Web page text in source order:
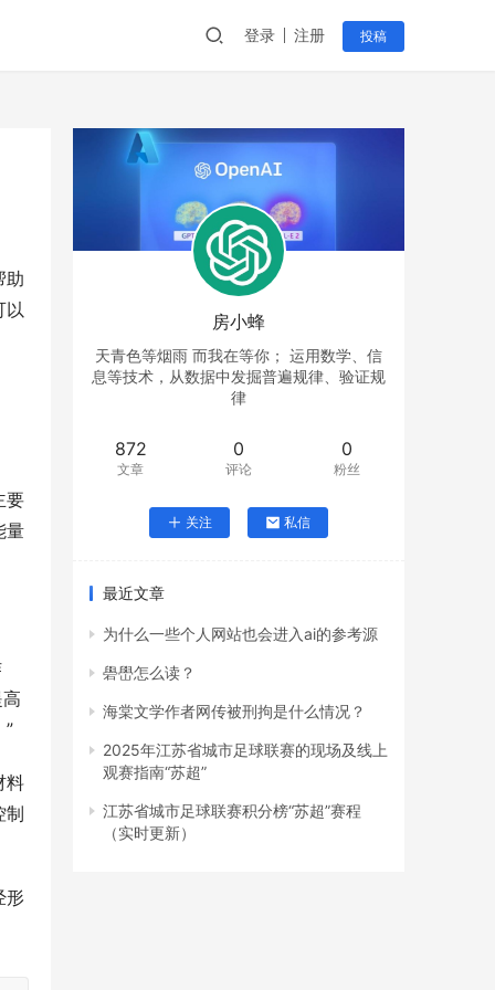
登录 注册 投稿
助
以
要
量
料
制
形
房小蜂
天青色等烟雨 而我在等你； 运用数学、信
息等技术，从数据中发掘普遍规律、验证规
律
872
文章
0
评论
0
粉丝
关注 私信
最近文章
为什么一些个人网站也会进入ai的参考源
礐嶨怎么读？
海棠文学作者网传被刑拘是什么情况？
2025年江苏省城市足球联赛的现场及线上
观赛指南“苏超”
江苏省城市足球联赛积分榜“苏超”赛程
（实时更新）